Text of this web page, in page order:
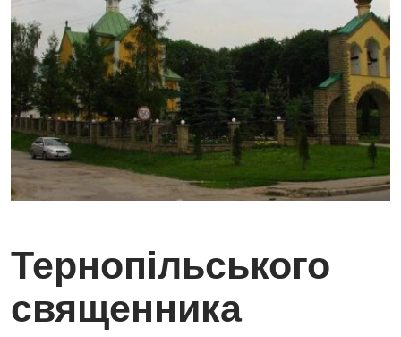
Тернопільського
священника